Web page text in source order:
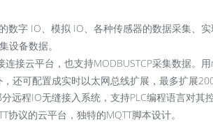
字 IO、模拟 IO、各种传感器的数据采集、实
设备数据。
连接云平台，也支持MODBUSTCP采集数据。
还可配置成实时以太网总线扩展，最多扩展
远程IO无缝接入系统，支持PLC编程语言对其控
协议的云平台，独特的MQTT脚本设计。